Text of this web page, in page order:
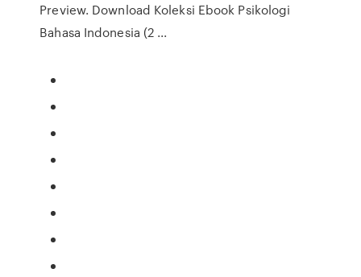
Preview. Download Koleksi Ebook Psikologi
Bahasa Indonesia (2 ...